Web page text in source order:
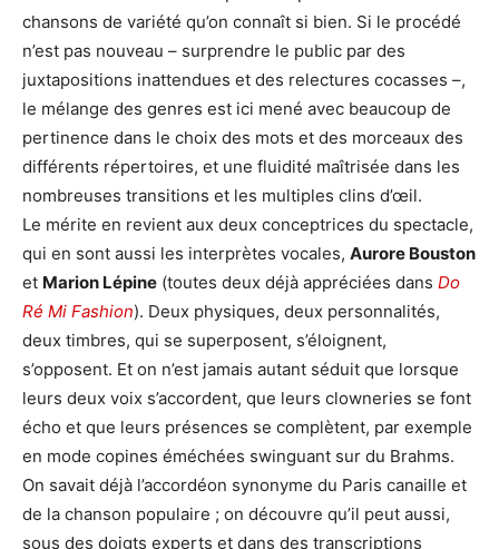
chansons de variété qu’on connaît si bien. Si le procédé
n’est pas nouveau – surprendre le public par des
juxtapositions inattendues et des relectures cocasses –,
le mélange des genres est ici mené avec beaucoup de
pertinence dans le choix des mots et des morceaux des
différents répertoires, et une fluidité maîtrisée dans les
nombreuses transitions et les multiples clins d’œil.
Le mérite en revient aux deux conceptrices du spectacle,
qui en sont aussi les interprètes vocales, Aurore Bouston
et Marion Lépine (toutes deux déjà appréciées dans Do
Ré Mi Fashion). Deux physiques, deux personnalités,
deux timbres, qui se superposent, s’éloignent,
s’opposent. Et on n’est jamais autant séduit que lorsque
leurs deux voix s’accordent, que leurs clowneries se font
écho et que leurs présences se complètent, par exemple
en mode copines éméchées swinguant sur du Brahms.
On savait déjà l’accordéon synonyme du Paris canaille et
de la chanson populaire ; on découvre qu’il peut aussi,
sous des doigts experts et dans des transcriptions